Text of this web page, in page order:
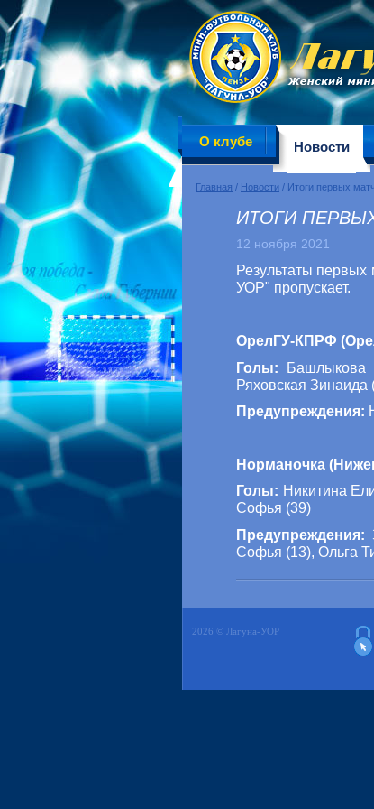
О клубе Новости
Главная / Новости / Итоги первых
ИТОГИ
12 ноября 2021
Результаты первых
УОР" пропускает.
ОрелГУ-КПРФ
Голы: Башлыкова
Ряховская Зинаида
Предупреждения:
Норманочка
Голы: Никитина
Софья (39)
Предупреждения:
Софья (13), Ольга
2026 © Лагуна-УОР